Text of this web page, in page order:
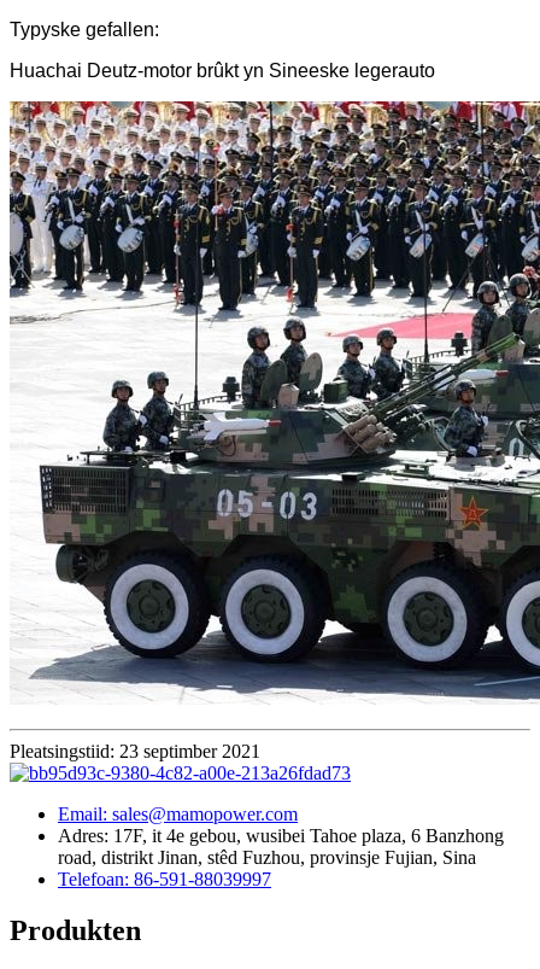
Typyske gefallen:
Huachai Deutz-motor brûkt yn Sineeske legerauto
Pleatsingstiid: 23 septimber 2021
Email: sales@mamopower.com
Adres: 17F, it 4e gebou, wusibei Tahoe plaza, 6 Banzhong
road, distrikt Jinan, stêd Fuzhou, provinsje Fujian, Sina
Telefoan: 86-591-88039997
Produkten